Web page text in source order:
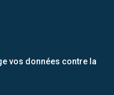
vos données contre la